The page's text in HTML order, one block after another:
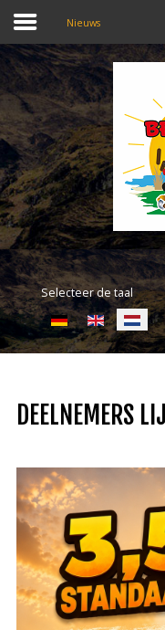
Home
Beachpull
Entree en locatie
Activiteiten
E-Tickets
Nieuws
Selecteer de taal
DEELNEMERS